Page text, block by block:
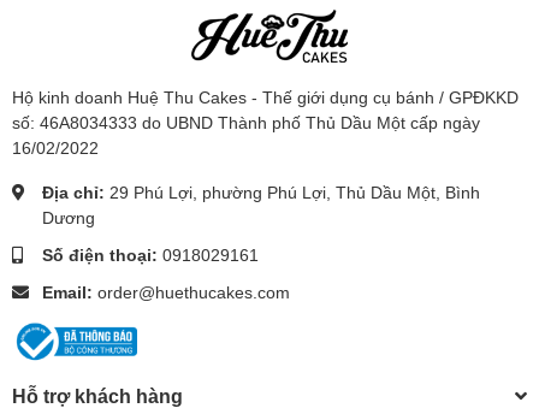
Hộ kinh doanh Huệ Thu Cakes - Thế giới dụng cụ bánh / GPĐKKD
số: 46A8034333 do UBND Thành phố Thủ Dầu Một cấp ngày
16/02/2022
Địa chỉ: 29 Phú Lợi, phường Phú Lợi, Thủ Dầu Một, Bình
Dương
Số điện thoại: 0918029161
Email: order@huethucakes.com
Hỗ trợ khách hàng